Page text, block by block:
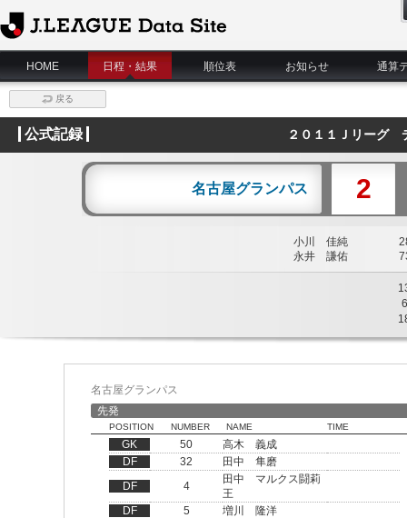
J.League Data Site
HOME
日程・結果 順位表 お知らせ 通算
戻る
公式記録 ２０１１Ｊリーグ
名古屋グランパス 2
小川 佳純
永井 謙佑
6
名古屋グランパス
先発
POSITION NUMBER NAME TIME
GK 50
高木 義成
DF
32
田中 隼磨
DF
4
田中 マルクス闘莉
王
DF
5
増川 隆洋